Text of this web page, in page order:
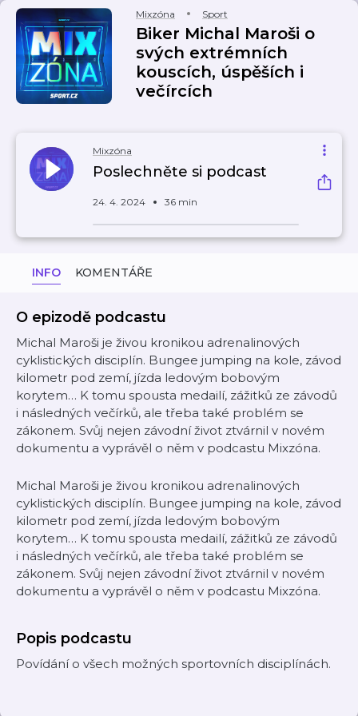
Mixzóna Sport
Biker Michal Maroši o
svých extrémních
kouscích, úspěších i
večírcích
Mixzóna
Poslechněte si podcast
24. 4. 2024 36 min
INFO KOMENTÁŘE
O epizodě podcastu
Michal Maroši je živou kronikou adrenalinových
cyklistických disciplín. Bungee jumping na kole, závod
kilometr pod zemí, jízda ledovým bobovým
korytem… K tomu spousta medailí, zážitků ze závodů
i následných večírků, ale třeba také problém se
zákonem. Svůj nejen závodní život ztvárnil v novém
dokumentu a vyprávěl o něm v podcastu Mixzóna.
Michal Maroši je živou kronikou adrenalinových
cyklistických disciplín. Bungee jumping na kole, závod
kilometr pod zemí, jízda ledovým bobovým
korytem… K tomu spousta medailí, zážitků ze závodů
i následných večírků, ale třeba také problém se
zákonem. Svůj nejen závodní život ztvárnil v novém
dokumentu a vyprávěl o něm v podcastu Mixzóna.
Popis podcastu
Povídání o všech možných sportovních disciplínách.